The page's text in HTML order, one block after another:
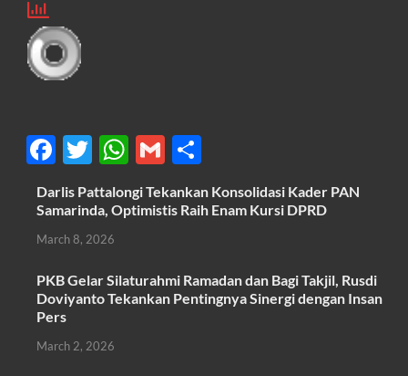
F
ac
e
b
o
o
k
T
w
itt
er
W
h
at
A
p
G
m
ail
h
ar
Darlis Pattalongi Tekankan Konsolidasi Kader PAN
Samarinda, Optimistis Raih Enam Kursi DPRD
March 8, 2026
PKB Gelar Silaturahmi Ramadan dan Bagi Takjil, Rusdi
Doviyanto Tekankan Pentingnya Sinergi dengan Insan
Pers
March 2, 2026